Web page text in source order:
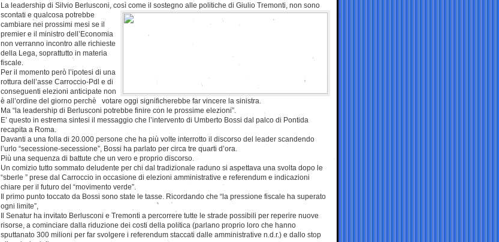
La leadership di Silvio Berlusconi, così come il sostegno alle politiche di Giulio Tremonti, non sono
scontati e qualcosa potrebbe
cambiare nei prossimi mesi se il
premier e il ministro dell’Economia
non verranno incontro alle richieste
della Lega, soprattutto in materia
fiscale.
Per il momento però l’ipotesi di una
rottura dell’asse Carroccio-Pdl e di
conseguenti elezioni anticipate non
è all’ordine del giorno perchè votare oggi significherebbe far vincere la sinistra.
Ma “la leadership di Berlusconi potrebbe finire con le prossime elezioni”.
E’ questo in estrema sintesi il messaggio che l’intervento di Umberto Bossi dal palco di Pontida
recapita a Roma.
Davanti a una folla di 20.000 persone che ha più volte interrotto il discorso del leader scandendo
l’urlo “secessione-secessione”, Bossi ha parlato per circa tre quarti d’ora.
Più una sequenza di battute che un vero e proprio discorso.
Un comizio tutto sommato deludente per chi dal tradizionale raduno si aspettava una svolta dopo le
“sberle ” prese dal Carroccio in occasione di elezioni amministrative e referendum e indicazioni
chiare per il futuro del “movimento verde”.
Il primo punto toccato da Bossi sono state le tasse. Ricordando che “la pressione fiscale ha superato
ogni limite”,
Il Senatur ha invitato Berlusconi e Tremonti a percorrere tutte le strade possibili per reperire nuove
risorse, a cominciare dalla riduzione dei costi della politica (parlano proprio loro che hanno
sputtanato 300 milioni per far svolgere i referendum staccati dalle amministrative n.d.r.) e dallo stop